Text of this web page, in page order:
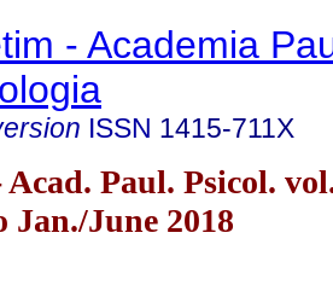
- Academia
ISSN 1415-711X
Paul. Psicol.
Jan./June 2018